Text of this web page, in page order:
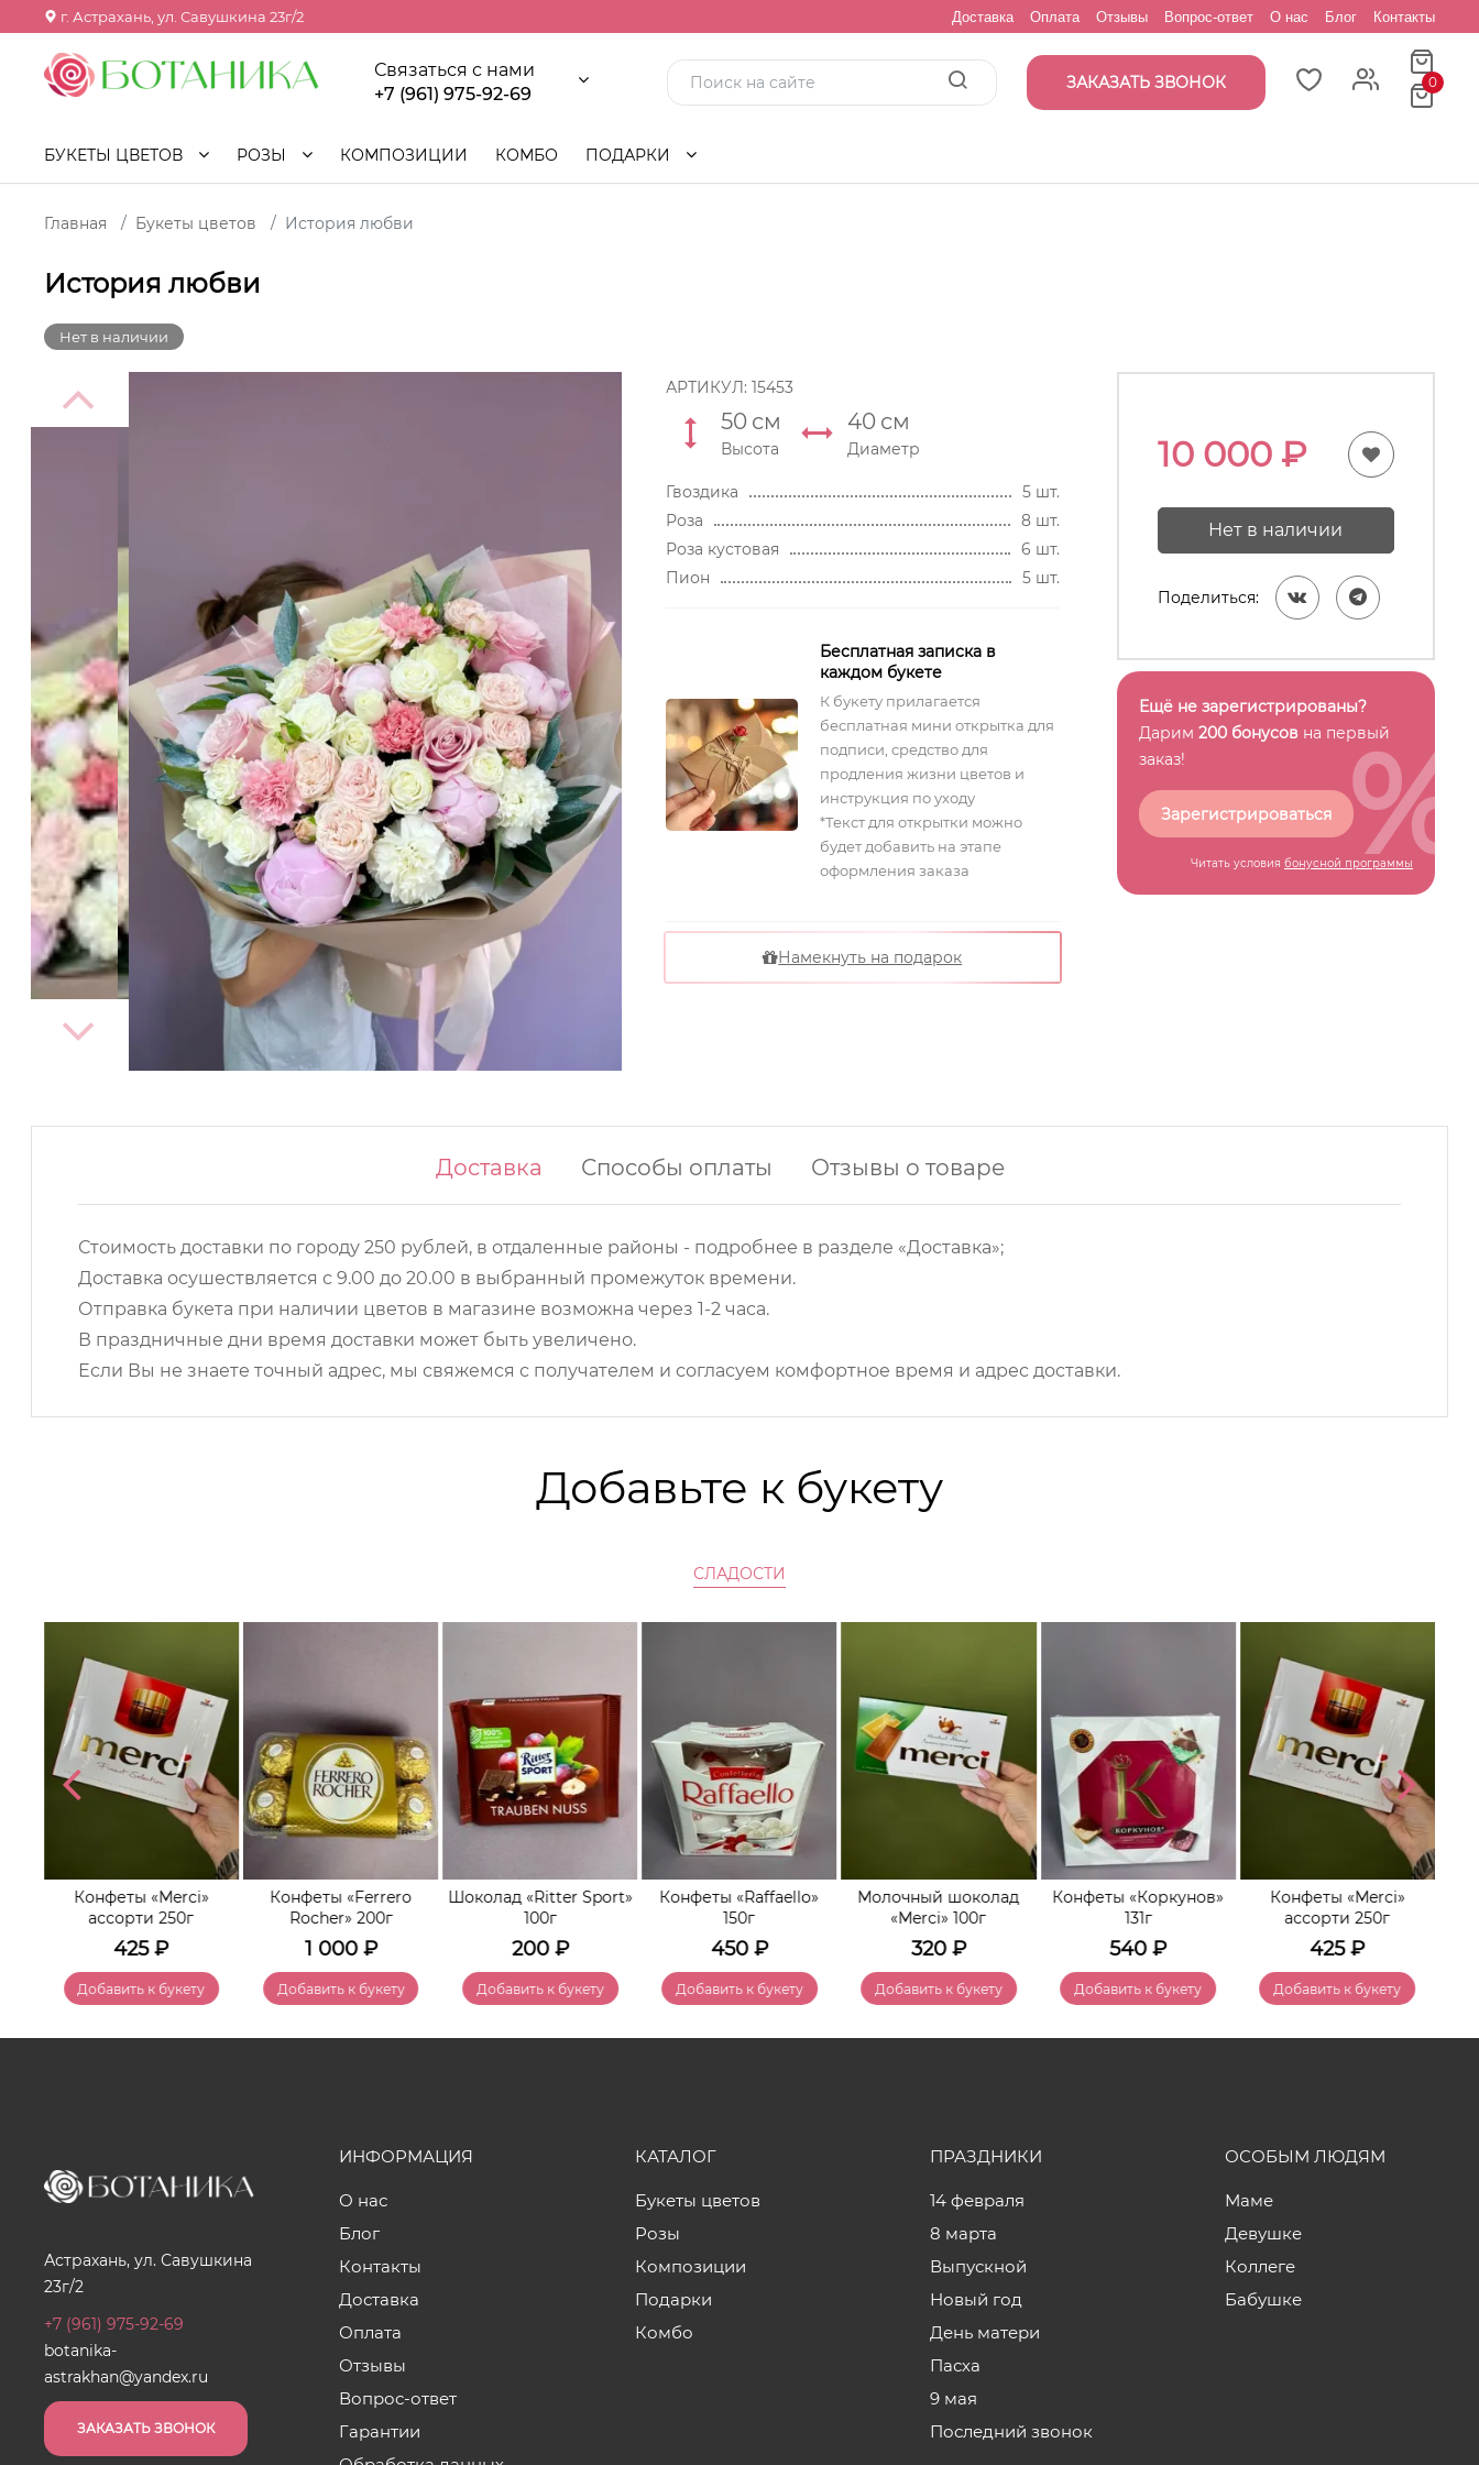
г. Астрахань, ул. Савушкина 23г/2 Доставка Оплата Отзывы Вопрос-ответ О нас Блог Контакты
Связаться с нами
+7 (961) 975-92-69
ЗАКАЗАТЬ ЗВОНОК 0
БУКЕТЫ ЦВЕТОВ РОЗЫ КОМПОЗИЦИИ КОМБО ПОДАРКИ
Главная Букеты цветов История любви
История любви
Нет в наличии
АРТИКУЛ: 15453
50 см
Высота
40 см
Диаметр
Гвоздика
5 шт.
Роза
8 шт.
Роза кустовая
6 шт.
Пион
5 шт.
Бесплатная записка в
каждом букете
К букету прилагается
бесплатная мини открытка для
подписи, средство для
продления жизни цветов и
инструкция по уходу
*Текст для открытки можно
будет добавить на этапе
оформления заказа
Намекнуть на подарок
10 000₽
Нет в наличии
Поделиться:
Ещё не зарегистрированы?
Дарим 200 бонусов на первый
заказ!
Зарегистрироваться
Читать условия бонусной программы
%
Доставка Способы оплаты Отзывы о товаре
Стоимость доставки по городу 250 рублей, в отдаленные районы - подробнее в разделе «Доставка»;
Доставка осушествляется с 9.00 до 20.00 в выбранный промежуток времени.
Отправка букета при наличии цветов в магазине возможна через 1-2 часа.
В праздничные дни время доставки может быть увеличено.
Если Вы не знаете точный адрес, мы свяжемся с получателем и согласуем комфортное время и адрес доставки.
Добавьте к букету
СЛАДОСТИ
Конфеты «Merci»
ассорти 250г
425₽
Добавить к букету
Конфеты «Ferrero
Rocher» 200г
1 000₽
Добавить к букету
Шоколад «Ritter Sport»
100г
200₽
Добавить к букету
Конфеты «Raffaello»
150г
450₽
Добавить к букету
Молочный шоколад
«Merci» 100г
320₽
Добавить к букету
Конфеты «Коркунов»
131г
540₽
Добавить к букету
Конфеты «Merci»
ассорти 250г
425₽
Добавить к букету
Астрахань, ул. Савушкина
23г/2
+7 (961) 975-92-69
botanika-
astrakhan@yandex.ru
ЗАКАЗАТЬ ЗВОНОК
ИНФОРМАЦИЯ
О нас
Блог
Контакты
Доставка
Оплата
Отзывы
Вопрос-ответ
Гарантии
КАТАЛОГ
Букеты цветов
Розы
Композиции
Подарки
Комбо
ПРАЗДНИКИ
14 февраля
8 марта
Выпускной
Новый год
День матери
Пасха
9 мая
Последний звонок
ОСОБЫМ ЛЮДЯМ
Маме
Девушке
Коллеге
Бабушке